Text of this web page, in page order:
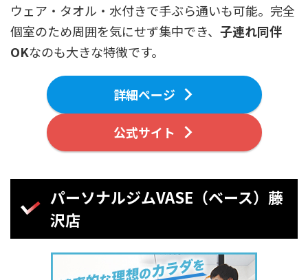
ウェア・タオル・水付きで手ぶら通いも可能。完全
個室のため周囲を気にせず集中でき、 子連れ同伴
OKなのも大きな特徴です。
詳細ページ
公式サイト
パーソナルジムVASE（ベース）藤
沢店